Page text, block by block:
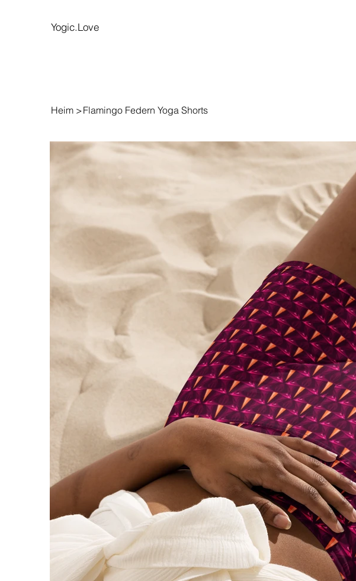
Yogic.Love
Heim >Flamingo Federn Yoga Shorts